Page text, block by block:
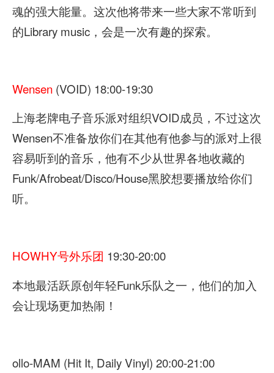
魂的强大能量。这次他将带来一些大家不常听到
的Library music，会是一次有趣的探索。
Wensen (VOID) 18:00-19:30
上海老牌电子音乐派对组织VOID成员，不过这次
Wensen不准备放你们在其他有他参与的派对上很
容易听到的音乐，他有不少从世界各地收藏的
Funk/Afrobeat/Disco/House黑胶想要播放给你们
听。
HOWHY号外乐团 19:30-20:00
本地最活跃原创年轻Funk乐队之一，他们的加入
会让现场更加热闹！
ollo-MAM (Hit It, Daily Vinyl) 20:00-21:00